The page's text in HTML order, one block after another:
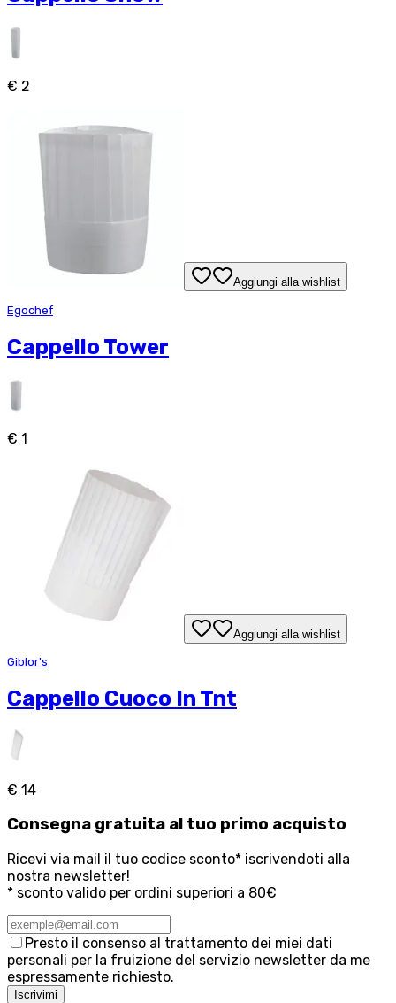
€ 2
Aggiungi alla wishlist
Egochef
Cappello Tower
€ 1
Aggiungi alla wishlist
Giblor's
Cappello Cuoco In Tnt
€ 14
Consegna gratuita al tuo primo acquisto
Ricevi via mail il tuo codice sconto* iscrivendoti alla
nostra newsletter!
* sconto valido per ordini superiori a 80€
Presto il consenso al trattamento dei miei dati
personali per la fruizione del servizio newsletter da me
espressamente richiesto.
Iscrivimi